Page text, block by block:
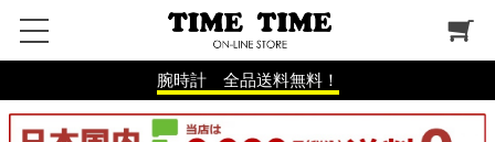
腕時計 全品送料無料！